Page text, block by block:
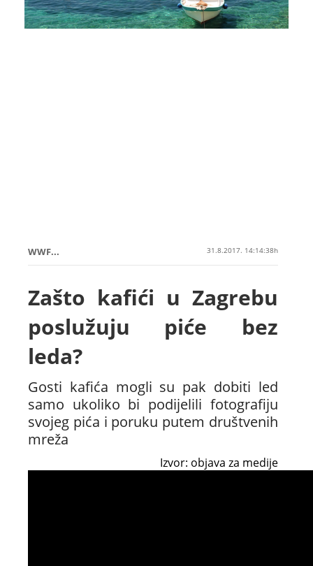
WWF... 31.8.2017. 14:14:38h
Zašto kafići u Zagrebu
poslužuju piće bez
leda?
Gosti kafića mogli su pak dobiti led
samo ukoliko bi podijelili fotografiju
svojeg pića i poruku putem društvenih
mreža
Izvor: objava za medije